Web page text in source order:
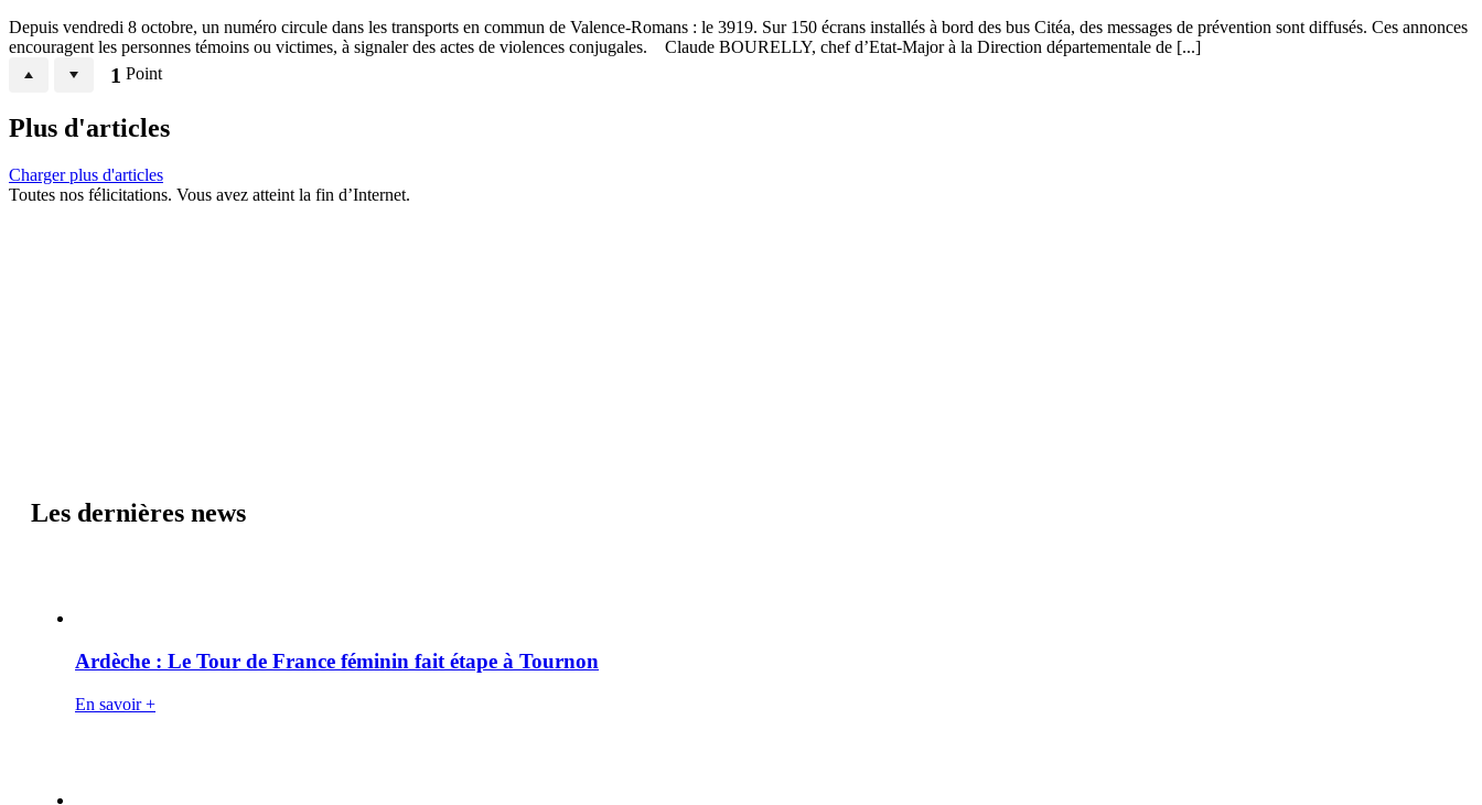
Depuis vendredi 8 octobre, un numéro circule dans les transports en commun de Valence-Romans : le 3919. Sur 150 écrans installés à bord des bus Citéa, des messages de prévention sont diffusés. Ces annonces
encouragent les personnes témoins ou victimes, à signaler des actes de violences conjugales. Claude BOURELLY, chef d’Etat-Major à la Direction départementale de [...]
1 Point
Plus d'articles
Charger plus d'articles
Toutes nos félicitations. Vous avez atteint la fin d’Internet.
Les dernières news
Ardèche : Le Tour de France féminin fait étape à Tournon
En savoir +